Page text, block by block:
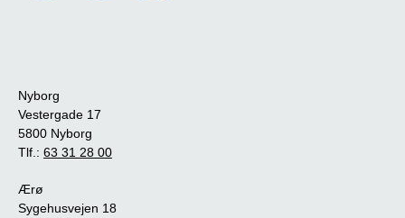
Nyborg
Vestergade 17
5800 Nyborg
Tlf.: 63 31 28 00
Ærø
Sygehusvejen 18